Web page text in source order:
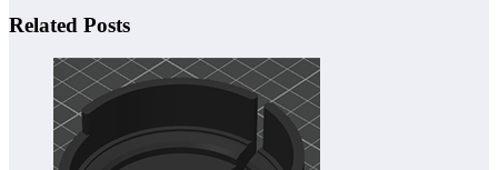
Related Posts